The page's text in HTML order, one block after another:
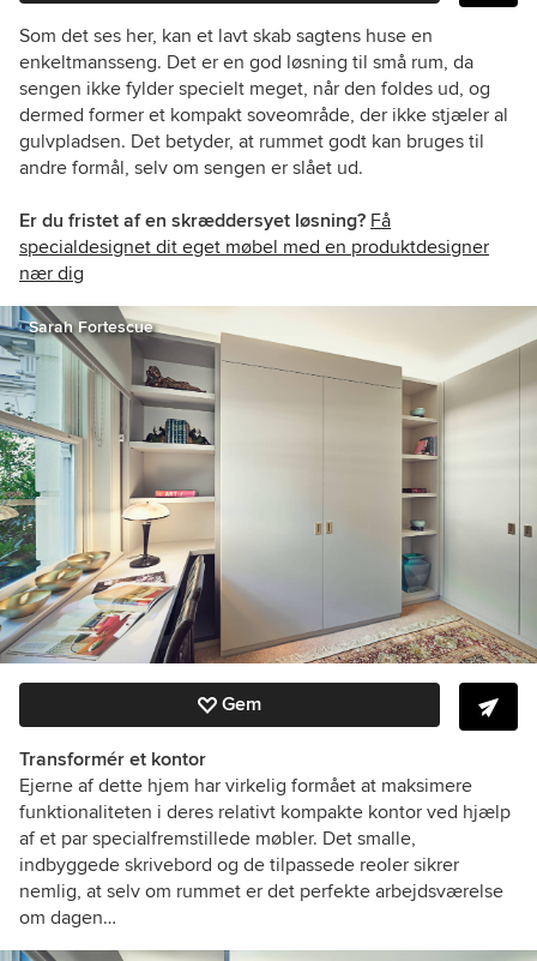
Som det ses her, kan et lavt skab sagtens huse en
enkeltmansseng. Det er en god løsning til små rum, da
sengen ikke fylder specielt meget, når den foldes ud, og
dermed former et kompakt soveområde, der ikke stjæler al
gulvpladsen. Det betyder, at rummet godt kan bruges til
andre formål, selv om sengen er slået ud.
Er du fristet af en skræddersyet løsning? Få
specialdesignet dit eget møbel med en produktdesigner
nær dig
Sarah Fortescue
Gem
Transformér et kontor
Ejerne af dette hjem har virkelig formået at maksimere
funktionaliteten i deres relativt kompakte kontor ved hjælp
af et par specialfremstillede møbler. Det smalle,
indbyggede skrivebord og de tilpassede reoler sikrer
nemlig, at selv om rummet er det perfekte arbejdsværelse
om dagen…